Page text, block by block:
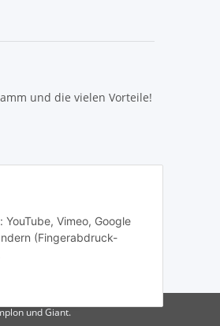
Vimeo, Google
(Fingerabdruck-
und die vielen Vorteile!
und Giant.